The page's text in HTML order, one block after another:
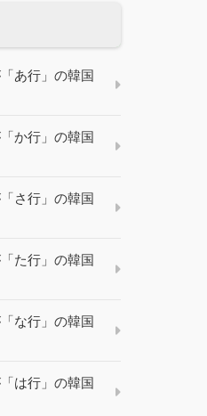
あ行」の韓国
か行」の韓国
さ行」の韓国
た行」の韓国
な行」の韓国
は行」の韓国